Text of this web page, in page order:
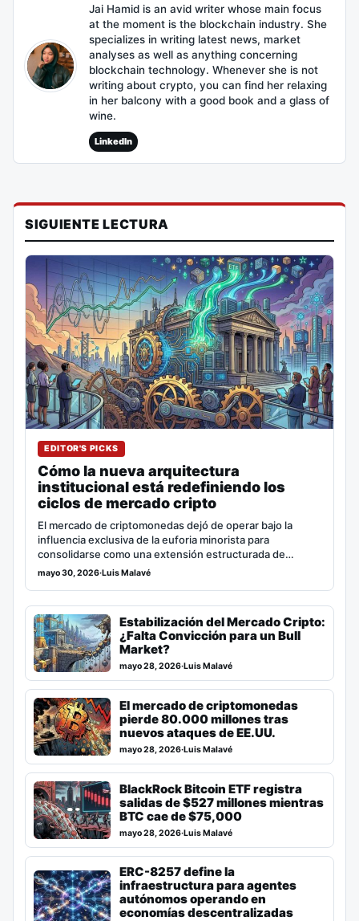
Jai Hamid is an avid writer whose main focus
at the moment is the blockchain industry. She
specializes in writing latest news, market
analyses as well as anything concerning
blockchain technology. Whenever she is not
writing about crypto, you can find her relaxing
in her balcony with a good book and a glass of
wine.
LinkedIn
SIGUIENTE LECTURA
EDITOR'S PICKS
Cómo la nueva arquitectura
institucional está redefiniendo los
ciclos de mercado cripto
El mercado de criptomonedas dejó de operar bajo la
influencia exclusiva de la euforia minorista para
consolidarse como una extensión estructurada de…
mayo 30, 2026·Luis Malavé
Estabilización del Mercado Cripto:
¿Falta Convicción para un Bull
Market?
mayo 28, 2026·Luis Malavé
El mercado de criptomonedas
pierde 80.000 millones tras
nuevos ataques de EE.UU.
mayo 28, 2026·Luis Malavé
BlackRock Bitcoin ETF registra
salidas de $527 millones mientras
BTC cae de $75,000
mayo 28, 2026·Luis Malavé
ERC-8257 define la
infraestructura para agentes
autónomos operando en
economías descentralizadas